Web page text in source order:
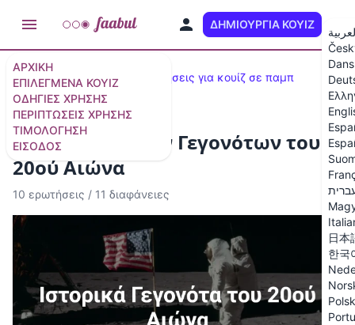
ΑΡΧΙΚΉ
ΕΠΙΛΕΓΜΈΝΑ ΚΟΥΊΖ
ΟΔΗΓΊΕΣ ΧΡΉΣΗΣ
ΠΕΡΙΠΤΏΣΕΙΣ ΧΡΉΣΗΣ
ΤΙΜΟΛΌΓΗΣΗ
ΕΊΣΟΔΟΣ
ΔΗΜΙΟΥΡΓΊΑ ΚΟΥΊΖ
日本
한국
Δημοφιλή κουίζ 100 ερωτήσεις για κουίζ σε παμπ
Κουίζ Ιστορικών Γεγονότων του
20ού Αιώνα
10 ερωτήσεις / 11 διαφάνειες